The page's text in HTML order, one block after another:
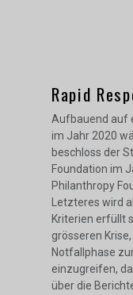
Rapid
Aufbauend auf
im Jahr 2020
beschloss der
Foundation im
Philanthropy
Letzteres wird
Kriterien erfüllt
grösseren
Notfallphase
einzugreifen,
über die